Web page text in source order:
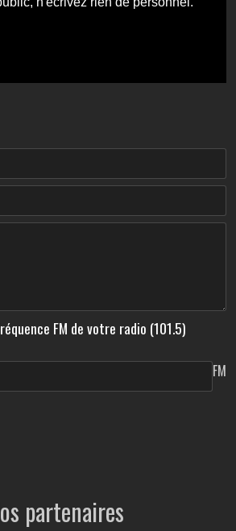
FM de votre radio (101.5)
FM
partenaires